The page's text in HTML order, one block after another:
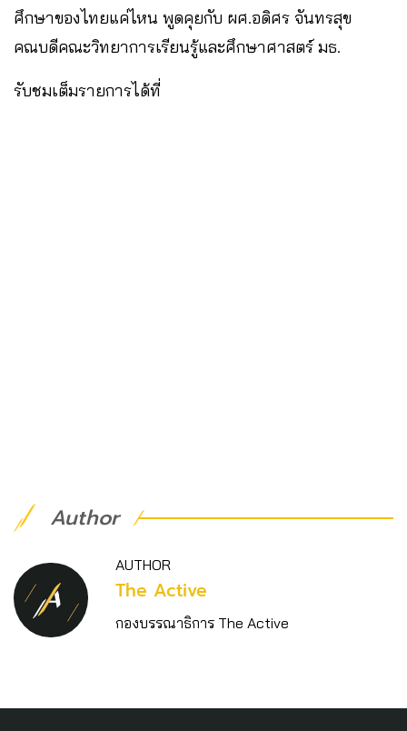
ศึกษาของไทยแค่ไหน พูดคุยกับ ผศ.อดิศร จันทรสุข
คณบดีคณะวิทยาการเรียนรู้และศึกษาศาสตร์ มธ.
รับชมเต็มรายการได้ที่
Author
AUTHOR
The Active
กองบรรณาธิการ The Active